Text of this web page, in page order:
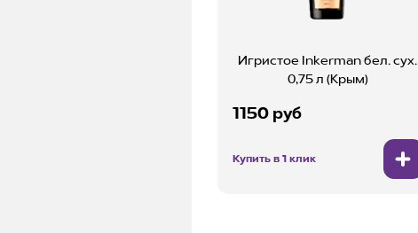
Игристое Inkerman бел. сух.
0,75 л (Крым)
1150 руб
Купить в 1 клик